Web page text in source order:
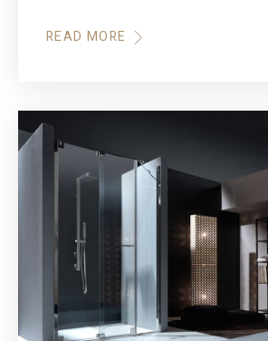
READ MORE